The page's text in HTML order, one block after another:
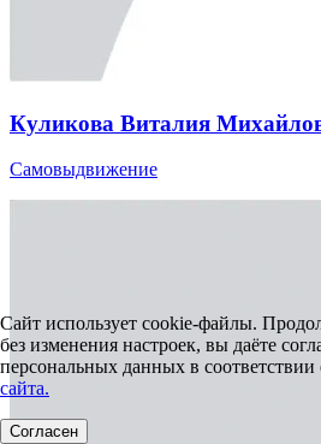
Куликова Виталия
Самовыдвижение
Сайт использует cookie-файлы.
без изменения настроек, вы даёте
персональных данных в соответствии
сайта.
Согласен